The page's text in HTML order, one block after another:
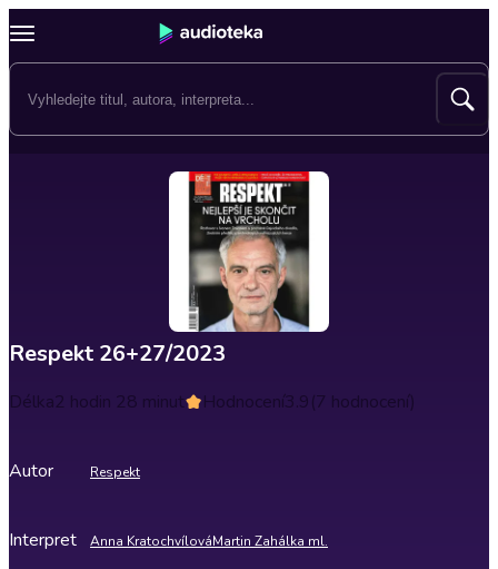
Respekt 26+27/2023
Délka2 hodin 28 minut Hodnocení3.9(7 hodnocení)
Autor Respekt
Interpret Anna KratochvílováMartin Zahálka ml.